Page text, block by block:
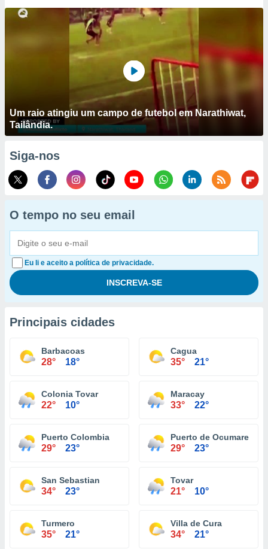
Um raio atingiu um campo de futebol em Narathiwat,
Tailândia.
Siga-nos
O tempo no seu email
Eu li e aceito a política de privacidade.
Principais cidades
Barbacoas
28° 18°
Cagua
35° 21°
Colonia Tovar
22° 10°
Maracay
33° 22°
Puerto Colombia
29° 23°
Puerto de Ocumare
29° 23°
San Sebastian
34° 23°
Tovar
21° 10°
Turmero
35° 21°
Villa de Cura
34° 21°